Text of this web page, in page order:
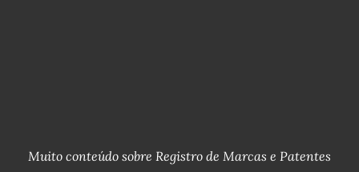
Muito conteúdo sobre Registro de Marcas e Patentes